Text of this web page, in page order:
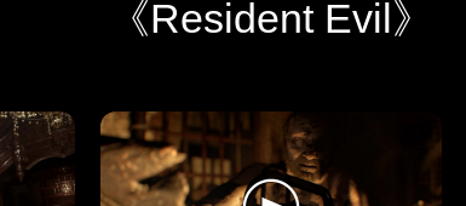
《Resident Evil》